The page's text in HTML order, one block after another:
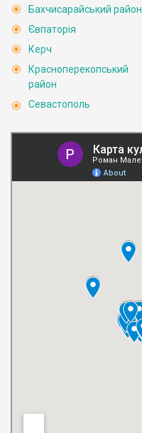
Бахчисарайський район
Євпаторія
Керч
Красноперекопський
район
Севастополь